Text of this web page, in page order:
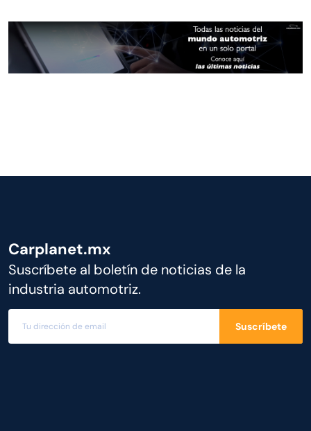
Carplanet.mx
Suscríbete al boletín de noticias de la
industria automotriz.
Suscríbete